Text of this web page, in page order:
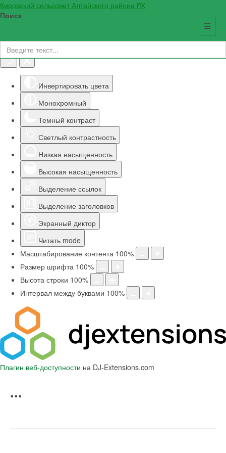
Инструменты доступности
Инвертировать цвета
Монохромный
Темный контраст
Светлый контрастность
Низкая насыщенность
Высокая насыщенность
Выделение ссылок
Выделение заголовков
Экранный диктор
Читать mode
Масштабирование контента 100%
Размер шрифта 100%
Высота строки 100%
Интервал между буквами 100%
Плагин веб-доступности на DJ-Extensions.com
Кировский сельсовет Алтайского района РХ
Поиск
...